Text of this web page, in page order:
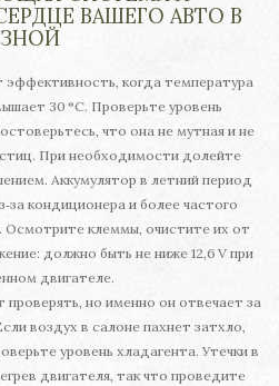
ВАШЕГО АВТО В
ЗНОЙ
когда температура
30 °C. Проверьте уровень
что она не мутная и не
При необходимости долейте
Аккумулятор в летний период
кондиционера и более частого
Осмотрите клеммы, очистите их от
должно быть не ниже 12,6 V при
двигателе.
но именно он отвечает за
воздух в салоне пахнет затхло,
уровень хладагента. Утечки в
двигателя, так что проведите